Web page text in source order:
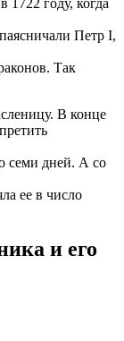
году, когда
Петр I,
Так
В конце
семи дней. А со
ее в число
и его